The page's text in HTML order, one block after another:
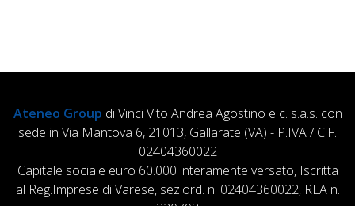
Ateneo Group di Vinci Vito Andrea Agostino e c. s.a.s. con
sede in Via Mantova 6, 21013, Gallarate (VA) - P.IVA / C.F.
02404360022
Capitale sociale euro 60.000 interamente versato, Iscritta
al Reg.Imprese di Varese, sez.ord. n. 02404360022, REA n.